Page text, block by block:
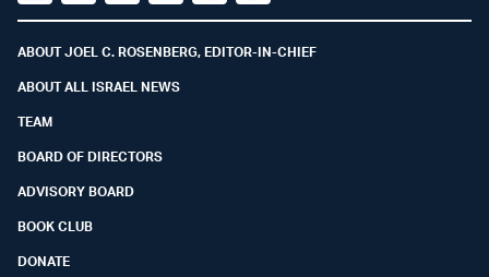
Facebook
YoutubeTwitter (X)
TelegramInstagramWhatsapp
ABOUT JOEL C. ROSENBERG, EDITOR-IN-CHIEF
ABOUT ALL ISRAEL NEWS
TEAM
BOARD OF DIRECTORS
ADVISORY BOARD
BOOK CLUB
DONATE